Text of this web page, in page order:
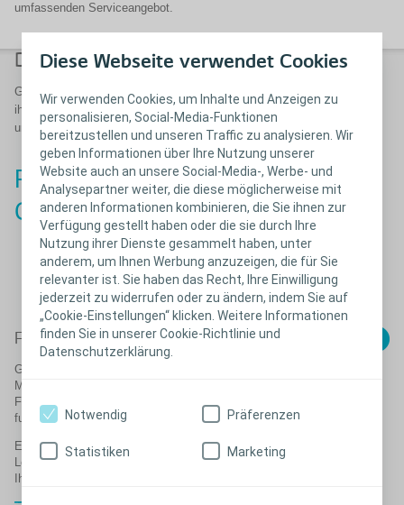
Diese Webseite verwendet Cookies
Wir verwenden Cookies, um Inhalte und Anzeigen zu
personalisieren, Social-Media-Funktionen
bereitzustellen und unseren Traffic zu analysieren. Wir
geben Informationen über Ihre Nutzung unserer
Website auch an unsere Social-Media-, Werbe- und
Analysepartner weiter, die diese möglicherweise mit
anderen Informationen kombinieren, die Sie ihnen zur
Verfügung gestellt haben oder die sie durch Ihre
Nutzung ihrer Dienste gesammelt haben, unter
anderem, um Ihnen Werbung anzuzeigen, die für Sie
relevanter ist. Sie haben das Recht, Ihre Einwilligung
jederzeit zu widerrufen oder zu ändern, indem Sie auf
„Cookie-Einstellungen“ klicken. Weitere Informationen
finden Sie in unserer Cookie-Richtlinie und
Datenschutzerklärung.
Notwendig Präferenzen
Statistiken Marketing
umfassenden Serviceangebot.
Die ColoplastExperten
Gerne beantworten ColoplastExperten Ihre Fragen. Sie haben sich in
ihrer beruflichen Laufbahn auf verschiedene Fachgebiete spezialisiert
und möchten Ihnen mit ihrem fundierten Wissen weiterhelfen.
Fragen Siehierunsere
ColoplastExperten
Fragen Sie uns, wir sind für Sie da
Gerne beantworten erfahrene ColoplastExperten Ihre Fragen per E-
Mail. Sie haben sich in ihrer beruflichen Laufbahn auf verschiedene
Fachgebiete spezialisiert und möchten Ihnen nun mit ihrem
fundiertem Wissen weiterhelfen.
Einfach dasOnline-Formular
ausfüllen und los geht's.
Lernen Sie unsere Experten kennen und tauschen Sie sich mit
Ihnen aus!